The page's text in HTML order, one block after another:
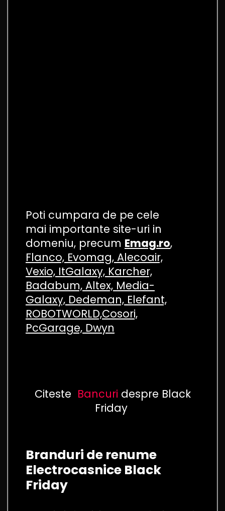
Poti cumpara de pe cele
mai importante site-uri in
domeniu, precum Emag.ro,
Flanco, Evomag, Alecoair,
Vexio, ItGalaxy, Karcher,
Badabum, Altex, Media-
Galaxy, Dedeman, Elefant,
ROBOTWORLD,Cosori,
PcGarage, Dwyn
Citeste Bancuri despre Black
Friday
Branduri de renume
Electrocasnice Black
Friday